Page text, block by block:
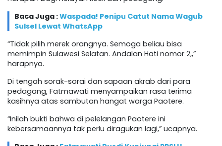
Baca Juga :Waspada! Penipu Catut Nama Wagub
Sulsel Lewat WhatsApp
“Tidak pilih merek orangnya. Semoga beliau bisa
memimpin Sulawesi Selatan. Andalan Hati nomor 2,,”
harapnya.
Di tengah sorak-sorai dan sapaan akrab dari para
pedagang, Fatmawati menyampaikan rasa terima
kasihnya atas sambutan hangat warga Paotere.
“Inilah bukti bahwa di pelelangan Paotere ini
kebersamaannya tak perlu diragukan lagi,” ucapnya.